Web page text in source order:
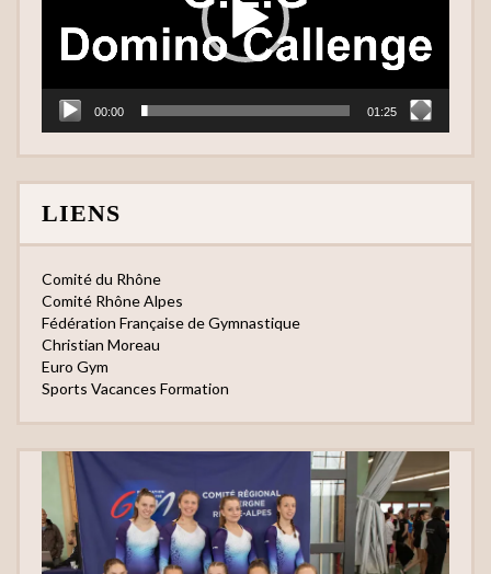
00:00 01:25
LIENS
Comité du Rhône
Comité Rhône Alpes
Fédération Française de Gymnastique
Christian Moreau
Euro Gym
Sports Vacances Formation